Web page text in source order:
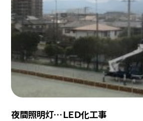
夜間照明灯…ＬＥＤ化工事